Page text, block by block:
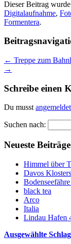
Dieser Beitrag
Digitalaufnahme,
Formentera.
← Treppe zum
→
Schreibe einen
Du musstangemeldet
Suchen nach:
Neueste Beiträge
Himmel über
Davos
black tea
Arco
Italia
Lindau Hafen
Ausgewählte